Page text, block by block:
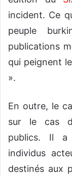
incident. Ce
peuple
publications
qui peignent
».
En outre, le
sur le cas
publics. Il a
individus
destinés aux